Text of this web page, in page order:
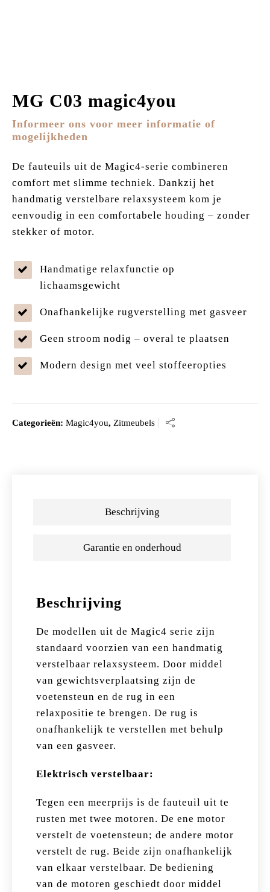
MG C03 magic4you
Informeer ons voor meer informatie of
mogelijkheden
De fauteuils uit de Magic4-serie combineren
comfort met slimme techniek. Dankzij het
handmatig verstelbare relaxsysteem kom je
eenvoudig in een comfortabele houding – zonder
stekker of motor.
Handmatige relaxfunctie op
lichaamsgewicht
Onafhankelijke rugverstelling met gasveer
Geen stroom nodig – overal te plaatsen
Modern design met veel stoffeeropties
Categorieën: Magic4you, Zitmeubels
Beschrijving
Garantie en onderhoud
Beschrijving
De modellen uit de Magic4 serie zijn
standaard voorzien van een handmatig
verstelbaar relaxsysteem. Door middel
van gewichtsverplaatsing zijn de
voetensteun en de rug in een
relaxpositie te brengen. De rug is
onafhankelijk te verstellen met behulp
van een gasveer.
Elektrisch verstelbaar:
Tegen een meerprijs is de fauteuil uit te
rusten met twee motoren. De ene motor
verstelt de voetensteun; de andere motor
verstelt de rug. Beide zijn onafhankelijk
van elkaar verstelbaar. De bediening
van de motoren geschiedt door middel